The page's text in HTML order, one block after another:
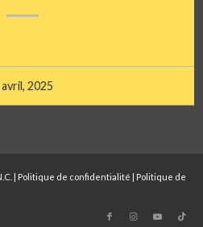
2025
| Politique de confidentialité | Politique de